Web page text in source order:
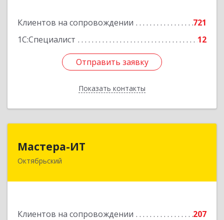
Клиентов на сопровождении
721
1С:Специалист
12
Отправить заявку
Показать контакты
Отправить заявку
Назад
Мастера-ИТ
Октябрьский
Клиентов на сопровождении
207
452607, Башкортостан Респ, Октябрьский г,